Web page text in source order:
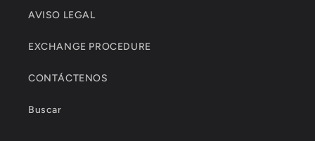
AVISO LEGAL
EXCHANGE PROCEDURE
CONTÁCTENOS
Buscar